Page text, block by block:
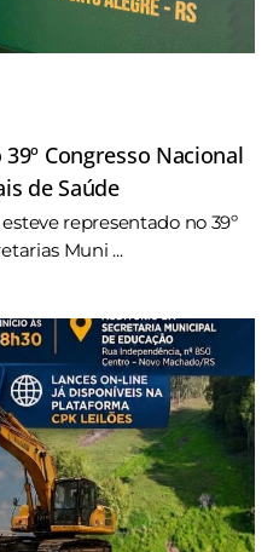
Congresso Nacional
de Saúde
representado no 39º
Muni ...